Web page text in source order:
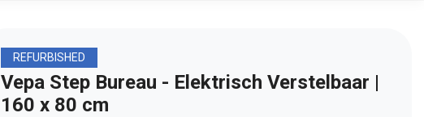
REFURBISHED
Vepa Step Bureau - Elektrisch Verstelbaar |
160 x 80 cm